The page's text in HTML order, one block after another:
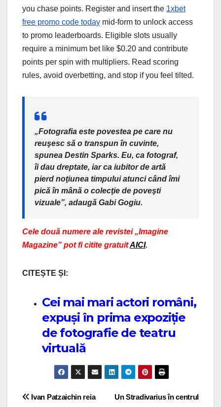
you chase points. Register and insert the 1xbet
free promo code today mid-form to unlock access
to promo leaderboards. Eligible slots usually
require a minimum bet like $0.20 and contribute
points per spin with multipliers. Read scoring
rules, avoid overbetting, and stop if you feel tilted.
„Fotografia este povestea pe care nu
reuşesc să o transpun în cuvinte,
spunea Destin Sparks. Eu, ca fotograf,
îi dau dreptate, iar ca iubitor de artă
pierd noţiunea timpului atunci când îmi
pică în mână o colecţie de poveşti
vizuale”, adaugă Gabi Gogiu.
Cele două numere ale revistei „Imagine
Magazine” pot fi citite gratuitAICI.
CITEȘTE ȘI:
Cei mai mari actori români,
expuși în prima expoziție
de fotografie de teatru
virtuală
Post navigationUn Stradivarius în centrul
Ivan Patzaichin reia